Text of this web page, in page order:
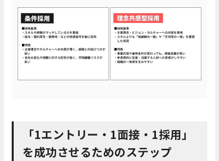
「1エントリー・1面接・1採用」
を成功させるためのステップ